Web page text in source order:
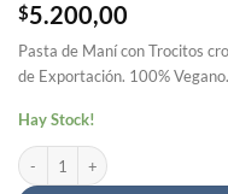
$5.200,00
Pasta de Maní con Trocitos
de Exportación. 100%
Hay Stock!
Mantequilla de Maní Le-fit